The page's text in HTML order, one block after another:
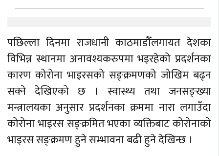
विचार/
पछिल्ला दिनमा राजधानी काठमाडौँलगायत देशका
विभिन्न स्थानमा अनावश्यकरुपमा भइरहेको प्रदर्शनका
कारण कोरोना भाइरसको सङ्क्रमणको जोखिम बढ्न
सक्ने देखिएको छ । स्वास्थ्य तथा जनसङ्ख्या
मन्त्रालयका अनुसार प्रदर्शनका क्रममा नारा लगाउँदा
कोरोना भाइरस सङ्क्रमित भएका व्यक्तिबाट कोरोनाको
भाइरस सङ्क्रमण हुने सम्भावना बढी हुने देखिन्छ ।